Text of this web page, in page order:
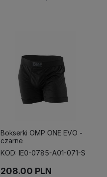
Bokserki OMP ONE EVO -
czarne
KOD: IE0-0785-A01-071-S
208.00 PLN